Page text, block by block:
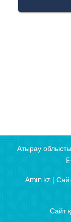
Атырау
Amin.kz |
Сайт